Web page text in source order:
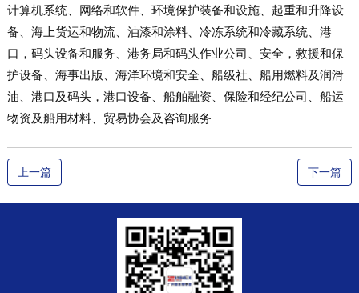
计算机系统、网络和软件、环境保护装备和设施、起重和升降设
备、海上货运和物流、油漆和涂料、冷冻系统和冷藏系统、港
口，码头设备和服务、港务局和码头作业公司、安全，救援和保
护设备、海事出版、海洋环境和安全、船级社、船用燃料及润滑
油、港口及码头，港口设备、船舶融资、保险和经纪公司、船运
物资及船用材料、贸易协会及咨询服务
上一篇 下一篇